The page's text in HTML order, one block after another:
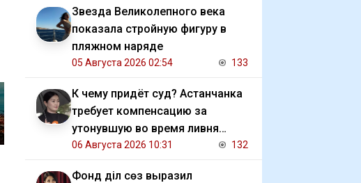
Звезда Великолепного века
показала стройную фигуру в
пляжном наряде
05 Августа 2026 02:54 133
К чему придёт суд? Астанчанка
требует компенсацию за
утонувшую во время ливня
иномарку
06 Августа 2026 10:31 132
Фонд Әділ сөз выразил